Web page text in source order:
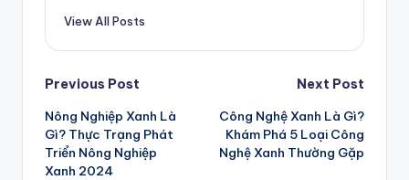
View All Posts
Post
navigation
Previous Post
Nông Nghiệp Xanh Là
Gì? Thực Trạng Phát
Triển Nông Nghiệp
Xanh 2024
Next Post
Công Nghệ Xanh Là Gì?
Khám Phá 5 Loại Công
Nghệ Xanh Thường Gặp